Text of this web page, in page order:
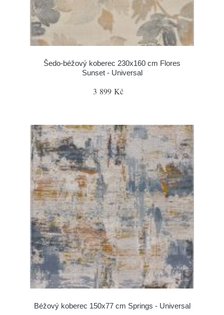
Šedo-béžový koberec 230x160 cm Flores
Sunset - Universal
3 899 Kč
Béžový koberec 150x77 cm Springs - Universal